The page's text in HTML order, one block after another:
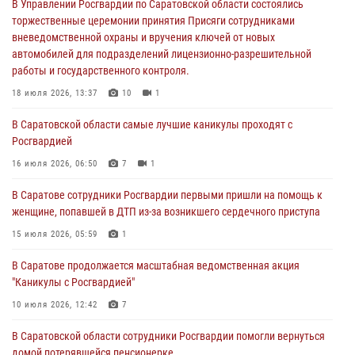
автомобилей для подразделений лицензионно-разрешительной
работы и государственного контроля.
18 июля 2026, 13:37 10 1
В Саратовской области самые лучшие каникулы проходят с
Росгвардией
В Саратове сотрудники Росгвардии первыми пришли на помощь к
женщине, попавшей в ДТП из-за возникшего сердечного приступа
В Саратове продолжается масштабная ведомственная акция
"Каникулы с Росгвардией"
В Саратовской области при содействии спецназа Росгвардии
задержан подозреваемый в незаконном обороте наркотиков
В Управлении Росгвардии по Саратовской области состоялись
торжественные церемонии принятия Присяги сотрудниками
вневедомственной охраны и вручения ключей от новых
автомобилей для подразделений лицензионно-разрешительной
работы и государственного контроля.
18 июля 2026, 13:37 10 1
В Саратовской области самые лучшие каникулы проходят с
Росгвардией
16 июля 2026, 06:50 7 1
В Саратове сотрудники Росгвардии первыми пришли на помощь к
женщине, попавшей в ДТП из-за возникшего сердечного приступа
15 июля 2026, 05:59 1
В Саратове продолжается масштабная ведомственная акция
"Каникулы с Росгвардией"
10 июля 2026, 12:42 7
В Саратовской области сотрудники Росгвардии помогли вернуться
домой потерявшейся пенсионерке